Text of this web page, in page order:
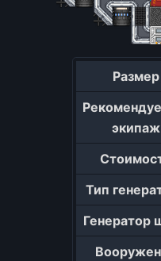
Размер
экипаж
Тип
Генератор